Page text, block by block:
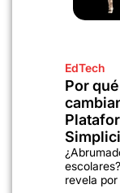
EdTech
Por
revela